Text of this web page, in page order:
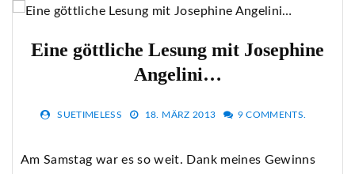
Eine göttliche Lesung mit Josephine
Angelini…
SUETIMELESS 18. MÄRZ 2013 9 COMMENTS.
Am Samstag war es so weit. Dank meines Gewinns